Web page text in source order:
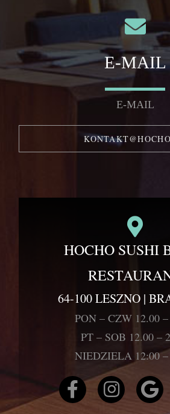
E-MAIL
E-MAIL
HOCHO SUSHI
64-100 LESZNO |
PON – CZW 12.00
PT – SOB 12.00 –
NIEDZIELA 12:00 –